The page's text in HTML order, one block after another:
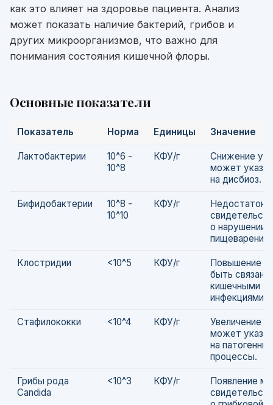
как это влияет на здоровье пациента. Анализ
может показать наличие бактерий, грибов и
других микроорганизмов, что важно для
понимания состояния кишечной флоры.
Основные показатели
Показатель Норма Единицы Значение
Лактобактерии
10^6 -
10^8
КФУ/г
Снижение
может
на дисбиоз.
Бифидобактерии
10^8 -
10^10
КФУ/г
Недостаток
о нарушении
пищеварения.
Клостридии <10^5 КФУ/г
Повышение
быть связано
кишечными
инфекциями.
Стафилококки <10^4 КФУ/г
Увеличение
может
на
процессы.
Грибы рода
Candida
<10^3 КФУ/г
Появление